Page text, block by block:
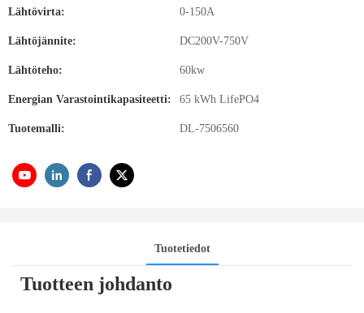
Lähtövirta: 0-150A
Lähtöjännite: DC200V-750V
Lähtöteho: 60kw
Energian Varastointikapasiteetti: 65 kWh LifePO4
Tuotemalli: DL-7506560
Tuotetiedot
Tuotteen johdanto